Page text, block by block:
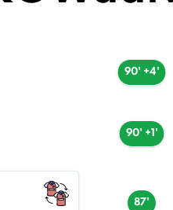
90' +4'
90' +1'
87'